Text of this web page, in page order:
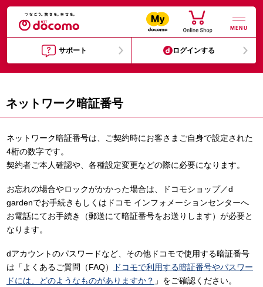
MENU
サポート ログインする
ネットワーク暗証番号
ネットワーク暗証番号は、ご契約時にお客さまご自身で設定された
4桁の数字です。
契約者ご本人確認や、各種設定変更などの際に必要になります。
お忘れの場合やロックがかかった場合は、ドコモショップ／d
gardenでお手続きもしくはドコモ インフォメーションセンターへ
お電話にてお手続き（郵送にて暗証番号をお送りします）が必要と
なります。
dアカウントのパスワードなど、その他ドコモで使用する暗証番号
は「よくあるご質問（FAQ）
ドコモで利用する暗証番号やパスワー
ドには、どのようなものがありますか？ 」をご確認ください。